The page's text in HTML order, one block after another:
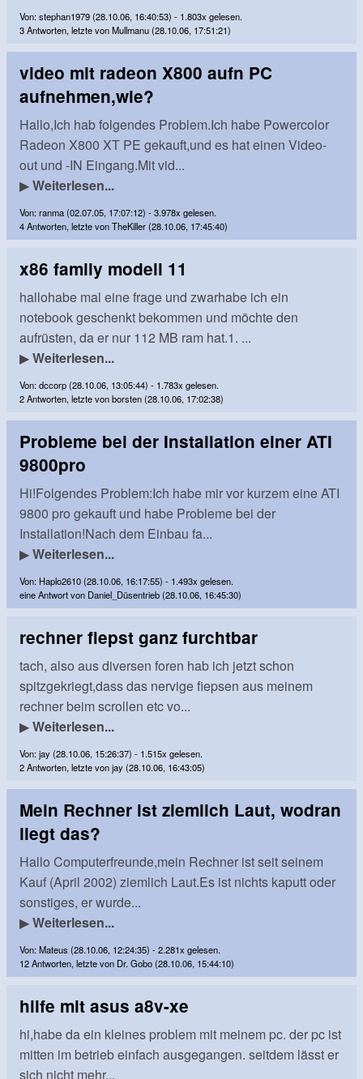
Von: stephan1979 (28.10.06, 16:40:53) - 1.803x gelesen.
3 Antworten, letzte von Mullmanu (28.10.06, 17:51:21)
video mit radeon X800 aufn PC
aufnehmen,wie?
Hallo,Ich hab folgendes Problem.Ich habe Powercolor
Radeon X800 XT PE gekauft,und es hat einen Video-
out und -IN Eingang.Mit vid...
▶Weiterlesen...
Von: ranma (02.07.05, 17:07:12) - 3.978x gelesen.
4 Antworten, letzte von TheKiller (28.10.06, 17:45:40)
x86 family modell 11
hallohabe mal eine frage und zwarhabe ich ein
notebook geschenkt bekommen und möchte den
aufrüsten, da er nur 112 MB ram hat.1. ...
▶Weiterlesen...
Von: dccorp (28.10.06, 13:05:44) - 1.783x gelesen.
2 Antworten, letzte von borsten (28.10.06, 17:02:38)
Probleme bei der Installation einer ATI
9800pro
Hi!Folgendes Problem:Ich habe mir vor kurzem eine ATI
9800 pro gekauft und habe Probleme bei der
Installation!Nach dem Einbau fa...
▶Weiterlesen...
Von: Haplo2610 (28.10.06, 16:17:55) - 1.493x gelesen.
eine Antwort von Daniel_Düsentrieb (28.10.06, 16:45:30)
rechner fiepst ganz furchtbar
tach, also aus diversen foren hab ich jetzt schon
spitzgekriegt,dass das nervige fiepsen aus meinem
rechner beim scrollen etc vo...
▶Weiterlesen...
Von: jay (28.10.06, 15:26:37) - 1.515x gelesen.
2 Antworten, letzte von jay (28.10.06, 16:43:05)
Mein Rechner ist ziemlich Laut, wodran
liegt das?
Hallo Computerfreunde,mein Rechner ist seit seinem
Kauf (April 2002) ziemlich Laut.Es ist nichts kaputt oder
sonstiges, er wurde...
▶Weiterlesen...
Von: Mateus (28.10.06, 12:24:35) - 2.281x gelesen.
12 Antworten, letzte von Dr. Gobo (28.10.06, 15:44:10)
hilfe mit asus a8v-xe
hi,habe da ein kleines problem mit meinem pc. der pc ist
mitten im betrieb einfach ausgegangen. seitdem lässt er
sich nicht mehr...